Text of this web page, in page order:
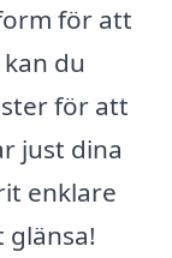
för att
du
för att
just dina
enklare